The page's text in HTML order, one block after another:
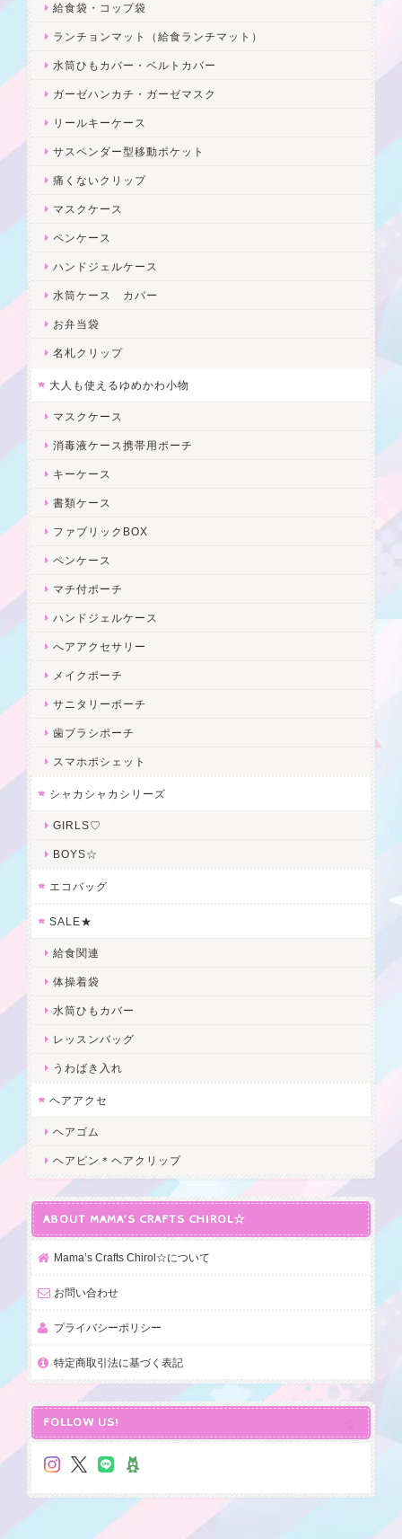
給食袋・コップ袋
ランチョンマット（給食ランチマット）
水筒ひもカバー・ベルトカバー
ガーゼハンカチ・ガーゼマスク
リールキーケース
サスペンダー型移動ポケット
痛くないクリップ
マスクケース
ペンケース
ハンドジェルケース
水筒ケース カバー
お弁当袋
名札クリップ
大人も使えるゆめかわ小物
マスクケース
消毒液ケース携帯用ポーチ
キーケース
書類ケース
ファブリックBOX
ペンケース
マチ付ポーチ
ハンドジェルケース
へアアクセサリー
メイクポーチ
サニタリーポーチ
歯ブラシポーチ
スマホポシェット
シャカシャカシリーズ
GIRLS♡
BOYS☆
エコバッグ
SALE★
給食関連
体操着袋
水筒ひもカバー
レッスンバッグ
うわばき入れ
ヘアアクセ
ヘアゴム
ヘアピン＊ヘアクリップ
ABOUT MAMA’S CRAFTS CHIROL☆
Mama’s Crafts Chirol☆について
お問い合わせ
プライバシーポリシー
特定商取引法に基づく表記
FOLLOW US!